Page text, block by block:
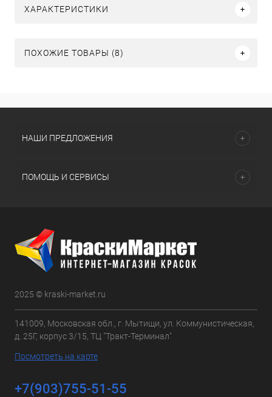
ХАРАКТЕРИСТИКИ
ПОХОЖИЕ ТОВАРЫ (8)
НАШИ ПРЕДЛОЖЕНИЯ
ПОМОЩЬ И СЕРВИСЫ
2025 © kraski-market.ru
141009, Московская обл., г. Мытищи, ул. Коммунистическая,
д. 25Г, корпус 3/15, ТЦ "Тракт-Терминал"
Посмотреть на карте
+7(903)755-51-55